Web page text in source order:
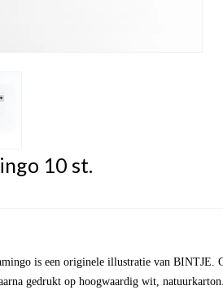
10 st.
is een originele illustratie van BINTJE.
gedrukt op hoogwaardig wit,